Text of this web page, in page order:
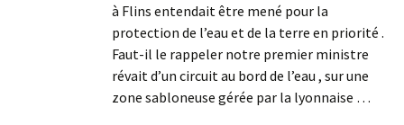
à Flins entendait être mené pour la
protection de l’eau et de la terre en priorité .
Faut-il le rappeler notre premier ministre
révait d’un circuit au bord de l’eau , sur une
zone sabloneuse gérée par la lyonnaise …